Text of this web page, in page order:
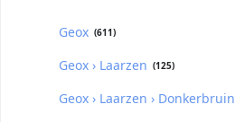
Geox (611)
Geox › Laarzen (125)
Geox › Laarzen › Donkerbruin